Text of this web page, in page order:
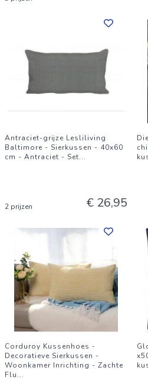
Antraciet-grijze Lesliliving
Baltimore - Sierkussen - 40x60
cm - Antraciet - Set...
2 prijzen € 26,95
Corduroy Kussenhoes -
Decoratieve Sierkussen -
Woonkamer Inrichting - Zachte
Flu...